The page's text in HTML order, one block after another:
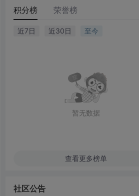
积分榜 荣誉榜
近7日 近30日 至今
暂无数据
查看更多榜单
社区公告